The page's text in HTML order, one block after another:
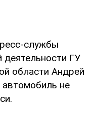
службы
деятельности ГУ
области Андрей
автомобиль не